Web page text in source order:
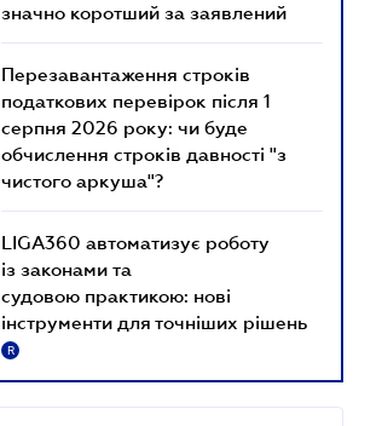
значно коротший за заявлений
Перезавантаження строків
податкових перевірок після 1
серпня 2026 року: чи буде
обчислення строків давності "з
чистого аркуша"?
LIGA360 автоматизує роботу
із законами та
судовою практикою: нові
інструменти для точніших рішень
R